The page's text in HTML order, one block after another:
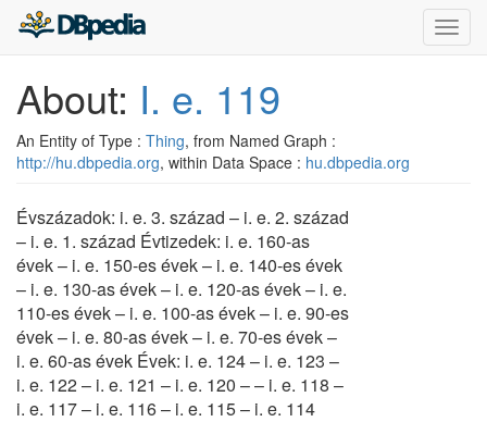
About: I. e. 119
An Entity of Type : Thing, from Named Graph :
http://hu.dbpedia.org, within Data Space : hu.dbpedia.org
Évszázadok: i. e. 3. század – i. e. 2. század
– i. e. 1. század Évtizedek: i. e. 160-as
évek – i. e. 150-es évek – i. e. 140-es évek
– i. e. 130-as évek – i. e. 120-as évek – i. e.
110-es évek – i. e. 100-as évek – i. e. 90-es
évek – i. e. 80-as évek – i. e. 70-es évek –
i. e. 60-as évek Évek: i. e. 124 – i. e. 123 –
i. e. 122 – i. e. 121 – i. e. 120 – – i. e. 118 –
i. e. 117 – i. e. 116 – i. e. 115 – i. e. 114